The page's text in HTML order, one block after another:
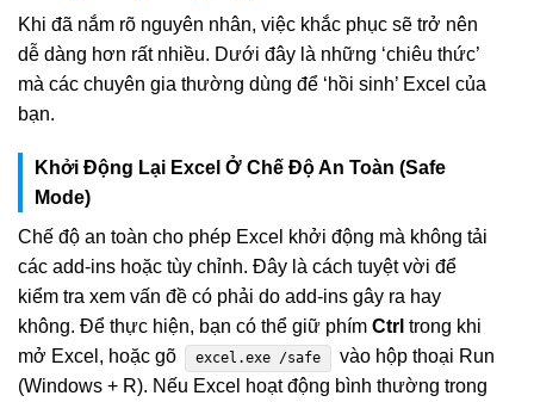
Khi đã nắm rõ nguyên nhân, việc khắc phục sẽ trở nên
dễ dàng hơn rất nhiều. Dưới đây là những ‘chiêu thức’
mà các chuyên gia thường dùng để ‘hồi sinh’ Excel của
bạn.
Khởi Động Lại Excel Ở Chế Độ An Toàn (Safe
Mode)
Chế độ an toàn cho phép Excel khởi động mà không tải
các add-ins hoặc tùy chỉnh. Đây là cách tuyệt vời để
kiểm tra xem vấn đề có phải do add-ins gây ra hay
không. Để thực hiện, bạn có thể giữ phím Ctrl trong khi
mở Excel, hoặc gõ
excel.exe /safe
vào hộp thoại Run
(Windows + R). Nếu Excel hoạt động bình thường trong